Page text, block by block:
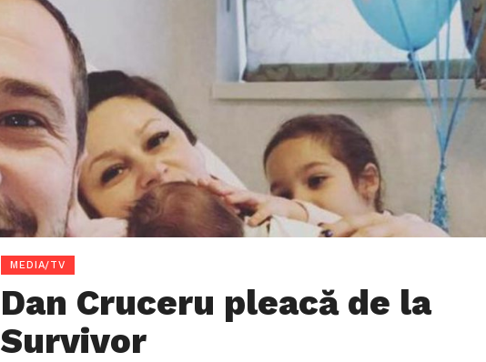
MEDIA/TV
Dan Cruceru pleacă de la
Survivor